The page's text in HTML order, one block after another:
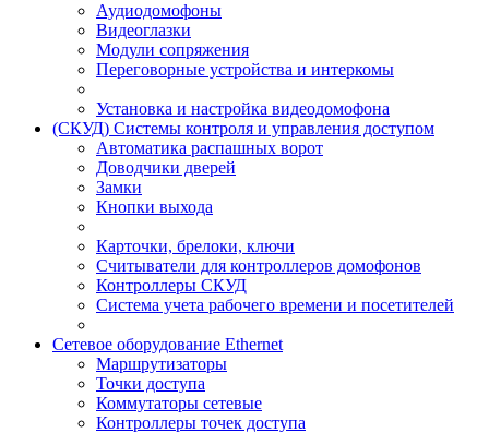
Аудиодомофоны
Видеоглазки
Модули сопряжения
Переговорные устройства и интеркомы
Установка и настройка видеодомофона
(СКУД) Системы контроля и управления доступом
Автоматика распашных ворот
Доводчики дверей
Замки
Кнопки выхода
Карточки, брелоки, ключи
Считыватели для контроллеров домофонов
Контроллеры СКУД
Система учета рабочего времени и посетителей
Сетевое оборудование Ethernet
Маршрутизаторы
Точки доступа
Коммутаторы сетевые
Контроллеры точек доступа